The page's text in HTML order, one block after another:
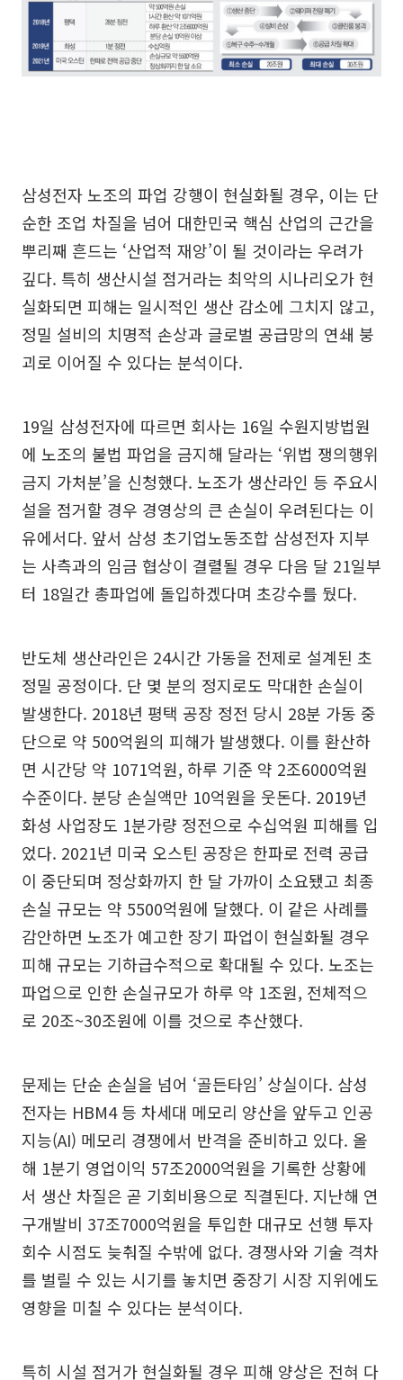
삼성전자 노조의 파업 강행이 현실화될 경우, 이는 단
순한 조업 차질을 넘어 대한민국 핵심 산업의 근간을
뿌리째 흔드는 ‘산업적 재앙’이 될 것이라는 우려가
깊다. 특히 생산시설 점거라는 최악의 시나리오가 현
실화되면 피해는 일시적인 생산 감소에 그치지 않고,
정밀 설비의 치명적 손상과 글로벌 공급망의 연쇄 붕
괴로 이어질 수 있다는 분석이다.
19일 삼성전자에 따르면 회사는 16일 수원지방법원
에 노조의 불법 파업을 금지해 달라는 ‘위법 쟁의행위
금지 가처분’을 신청했다. 노조가 생산라인 등 주요시
설을 점거할 경우 경영상의 큰 손실이 우려된다는 이
유에서다. 앞서 삼성 초기업노동조합 삼성전자 지부
는 사측과의 임금 협상이 결렬될 경우 다음 달 21일부
터 18일간 총파업에 돌입하겠다며 초강수를 뒀다.
반도체 생산라인은 24시간 가동을 전제로 설계된 초
정밀 공정이다. 단 몇 분의 정지로도 막대한 손실이
발생한다. 2018년 평택 공장 정전 당시 28분 가동 중
단으로 약 500억원의 피해가 발생했다. 이를 환산하
면 시간당 약 1071억원, 하루 기준 약 2조6000억원
수준이다. 분당 손실액만 10억원을 웃돈다. 2019년
화성 사업장도 1분가량 정전으로 수십억원 피해를 입
었다. 2021년 미국 오스틴 공장은 한파로 전력 공급
이 중단되며 정상화까지 한 달 가까이 소요됐고 최종
손실 규모는 약 5500억원에 달했다. 이 같은 사례를
감안하면 노조가 예고한 장기 파업이 현실화될 경우
피해 규모는 기하급수적으로 확대될 수 있다. 노조는
파업으로 인한 손실규모가 하루 약 1조원, 전체적으
로 20조~30조원에 이를 것으로 추산했다.
문제는 단순 손실을 넘어 ‘골든타임’ 상실이다. 삼성
전자는 HBM4 등 차세대 메모리 양산을 앞두고 인공
지능(AI) 메모리 경쟁에서 반격을 준비하고 있다. 올
해 1분기 영업이익 57조2000억원을 기록한 상황에
서 생산 차질은 곧 기회비용으로 직결된다. 지난해 연
구개발비 37조7000억원을 투입한 대규모 선행 투자
회수 시점도 늦춰질 수밖에 없다. 경쟁사와 기술 격차
를 벌릴 수 있는 시기를 놓치면 중장기 시장 지위에도
영향을 미칠 수 있다는 분석이다.
특히 시설 점거가 현실화될 경우 피해 양상은 전혀 다